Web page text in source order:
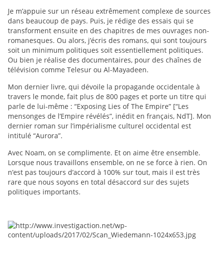
Je m’appuie sur un réseau extrêmement complexe de sources
dans beaucoup de pays. Puis, je rédige des essais qui se
transforment ensuite en des chapitres de mes ouvrages non-
romanesques. Ou alors, j’écris des romans, qui sont toujours
soit un minimum politiques soit essentiellement politiques.
Ou bien je réalise des documentaires, pour des chaînes de
télévision comme Telesur ou Al-Mayadeen.
Mon dernier livre, qui dévoile la propagande occidentale à
travers le monde, fait plus de 800 pages et porte un titre qui
parle de lui-même : “Exposing Lies of The Empire” [“Les
mensonges de l’Empire révélés”, inédit en français, NdT]. Mon
dernier roman sur l’impérialisme culturel occidental est
intitulé “Aurora”.
Avec Noam, on se complimente. Et on aime être ensemble.
Lorsque nous travaillons ensemble, on ne se force à rien. On
n’est pas toujours d’accord à 100% sur tout, mais il est très
rare que nous soyons en total désaccord sur des sujets
politiques importants.